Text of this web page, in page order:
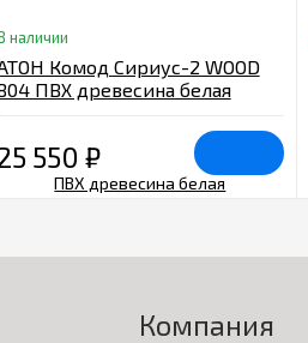
наличии
Комод Сириус-2 WOOD
ПВХ древесина белая
550 ₽
Компания